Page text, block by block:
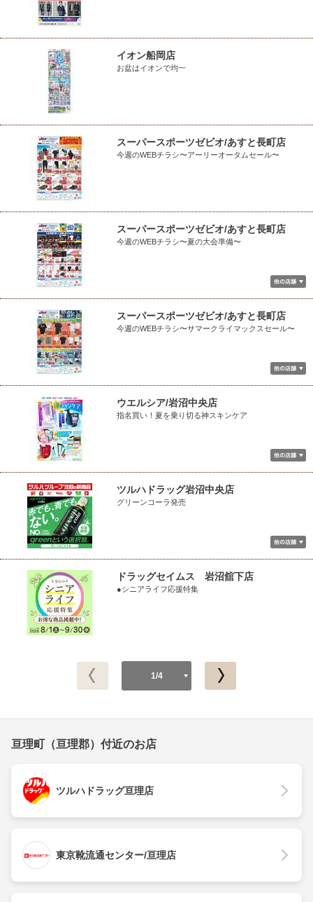
イオン船岡店
お盆はイオンで均一
スーパースポーツゼビオ/あすと長町店
今週のWEBチラシ〜アーリーオータムセール〜
スーパースポーツゼビオ/あすと長町店
今週のWEBチラシ〜夏の大会準備〜
スーパースポーツゼビオ/あすと長町店
今週のWEBチラシ〜サマークライマックスセール〜
ウエルシア/岩沼中央店
指名買い！夏を乗り切る神スキンケア
ツルハドラッグ岩沼中央店
グリーンコーラ発売
ドラッグセイムス 岩沼舘下店
●シニアライフ応援特集
1/4
亘理町（亘理郡）付近のお店
ツルハドラッグ亘理店
東京靴流通センター/亘理店